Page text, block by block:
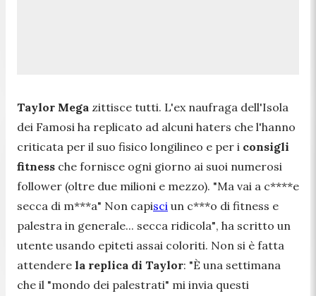
Taylor Mega zittisce tutti. L'ex naufraga dell'Isola
dei Famosi ha replicato ad alcuni haters che l'hanno
criticata per il suo fisico longilineo e per i consigli
fitness che fornisce ogni giorno ai suoi numerosi
follower (oltre due milioni e mezzo). "Ma vai a c****e
secca di m***a" Non capisci un c***o di fitness e
palestra in generale... secca ridicola", ha scritto un
utente usando epiteti assai coloriti. Non si è fatta
attendere la replica di Taylor: "È una settimana
che il "mondo dei palestrati" mi invia questi